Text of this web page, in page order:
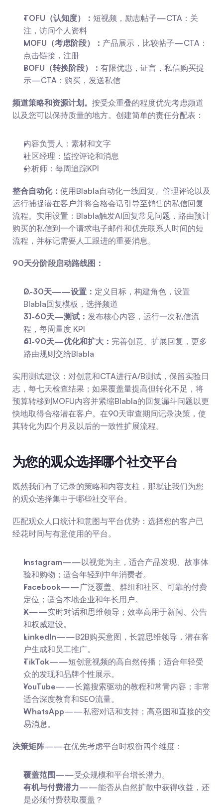
TOFU（认知度）： 短视频，励志帖子—CTA：关
注，访问个人资料
MOFU（考虑阶段）： 产品展示，比较帖子—CTA：
点击链接，注册
BOFU（转换阶段）： 有限优惠，证言，私信购买提
示—CTA：购买，发送私信
频道策略和资源计划。 按受众重叠的程度优先考虑频道
以及您可以保持质量的地方。创建简单的责任分配表：
内容负责人：素材和文字
社区经理：监控评论和消息
分析师：每周追踪KPI
整合自动化： 使用Blabla自动化一线回复、管理评论以及
运行捕捉潜在客户并将合格会话引导至销售的私信回复
流程。实用设置：Blabla触发AI回复常见问题，路由预计
购买的私信到一个请求电子邮件和优先联系人时间的短
流程，并标记需要人工跟进的重要消息。
90天分阶段启动路线图：
0-30天——设置： 定义目标，构建角色，设置
Blabla回复模板，选择频道
31-60天—测试： 发布核心内容，运行一次私信流
程，每周量度 KPI
61-90天—优化和扩大： 完善创意、扩展回复，更多
路由规则交给Blabla
实用测试建议：对创意和CTA进行A/B测试，保留实验日
志，每七天检查结果；如果覆盖量提高但转化不足，将
预算转移到MOFU内容并紧缩Blabla的回复漏斗问题以更
快地取得合格潜在客户。在90天审查期间记录决策，使
其转化为四个月及以后的一致性扩展流程。
为您的观众选择哪个社交平台
既然我们有了记录的策略和内容支柱，那就让我们为您
的观众选择集中于哪些社交平台。
匹配观众人口统计和意图与平台优势：选择您的客户已
经花时间与有意使用的平台。
Instagram——以视觉为主，适合产品发现、故事体
验和购物；适合年轻到中年消费者。
Facebook——广泛覆盖、群组和社区、可靠的付费
定位；适合本地企业和年长用户。
X——实时对话和思维领导；效率高用于新闻、公告
和权威建设。
LinkedIn——B2B购买意图，长篇思维领导，潜在客
户生成和员工推广。
TikTok——短创意视频的高自然传播；适合年轻受
众的发现和品牌个性展示。
YouTube——长篇搜索驱动的教程和常青内容；非常
适合深度教育和SEO流量。
WhatsApp——私密对话和支持；高意图和直接的交
易消息。
决策矩阵——在优先考虑平台时权衡四个维度：
覆盖范围——受众规模和平台增长潜力。
有机与付费潜力——能否从自然扩散中获得收益，还
是必须付费获取覆盖？